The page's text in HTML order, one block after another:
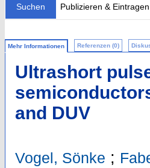
Suchen Publizieren & Eintragen
Mehr Informationen Referenzen (0)
Ultrashort
and DUV
Vogel, Sönke ;